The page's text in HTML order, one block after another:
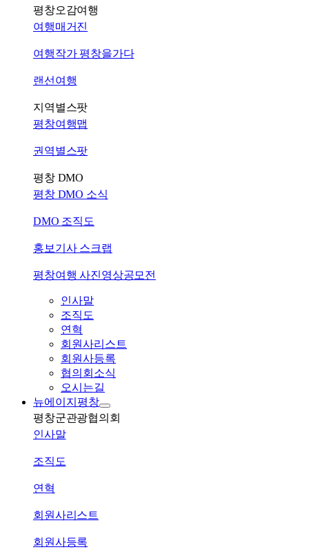
평창오감여행
여행매거진
여행작가 평창을가다
랜선여행
지역별스팟
평창여행맵
권역별스팟
평창 DMO
평창 DMO 소식
DMO 조직도
홍보기사 스크랩
평창여행 사진영상공모전
인사말
조직도
연혁
회원사리스트
회원사등록
협의회소식
오시는길
뉴에이지평창
평창군관광협의회
인사말
조직도
연혁
회원사리스트
회원사등록